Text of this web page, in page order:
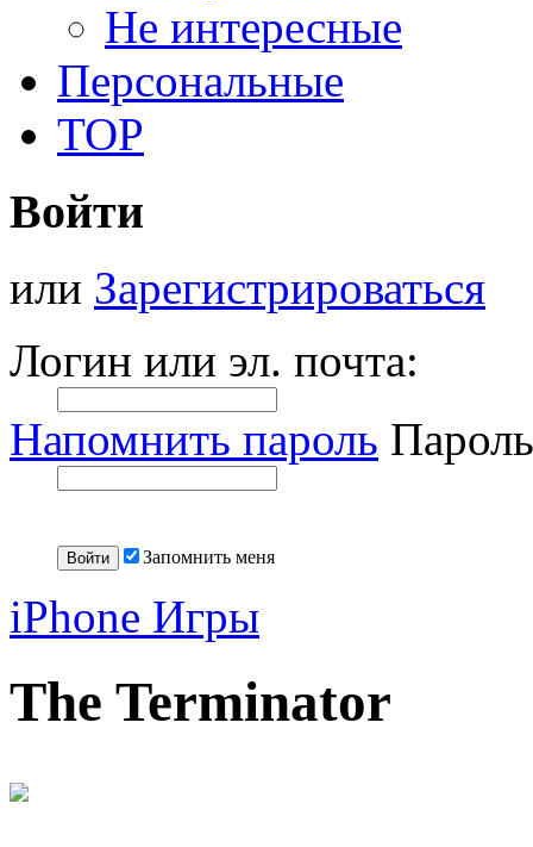
Не интересные
Персональные
TOP
Войти
или Зарегистрироваться
Логин или эл. почта:
Напомнить пароль
Запомнить меня
iPhone Игры
The Terminator